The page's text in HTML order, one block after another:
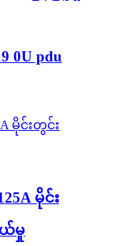
0U pdu
မိုင်း
ယ်မှု